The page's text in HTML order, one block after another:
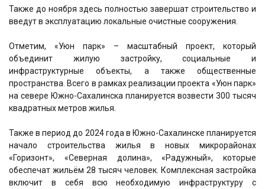
Также до ноября здесь полностью завершат строительство и
введут в эксплуатацию локальные очистные сооружения.
Отметим, «Уюн парк» – масштабный проект, который
объединит жилую застройку, социальные и
инфраструктурные объекты, а также общественные
пространства. Всего в рамках реализации проекта «Уюн парк»
на севере Южно-Сахалинска планируется возвести 300 тысяч
квадратных метров жилья.
Также в период до 2024 года в Южно-Сахалинске планируется
начало строительства жилья в новых микрорайонах
«Горизонт», «Северная долина», «Радужный», которые
обеспечат жильём 28 тысяч человек. Комплексная застройка
включит в себя всю необходимую инфраструктуру с